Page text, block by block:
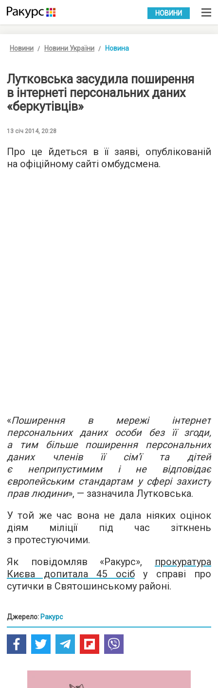
УКР РУС
НОВИНИ
Новини Новини України Новина
Лутковська засудила поширення
в інтернеті персональних даних
«беркутівців»
13 січ 2014, 20:28
Про це йдеться в її заяві, опублікованій
на офіційному сайті омбудсмена.
«Поширення в мережі інтернет
персональних даних особи без її згоди,
а тим більше поширення персональних
даних членів її сім'ї та дітей
є неприпустимим і не відповідає
європейським стандартам у сфері захисту
прав людини», — зазначила Лутковська.
У той же час вона не дала ніяких оцінок
діям міліції під час зіткнень
з протестуючими.
Як повідомляв «Ракурс», прокуратура
Києва допитала 45 осібу справі про
сутички в Святошинському районі.
Джерело: Ракурс